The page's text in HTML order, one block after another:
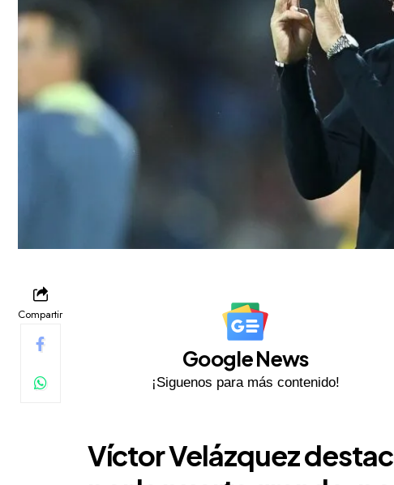
Compartir
Google News
¡Siguenos para más contenido!
Víctor Velázquez